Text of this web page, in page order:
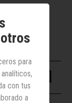
para
con tus
a